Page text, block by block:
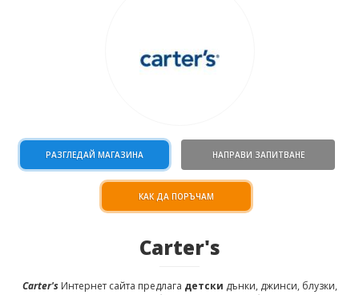
РАЗГЛЕДАЙ МАГАЗИНА НАПРАВИ ЗАПИТВАНЕ
КАК ДА ПОРЪЧАМ
Carter's
Carter'sИнтернет сайта предлага детски дънки, джинси, блузки,